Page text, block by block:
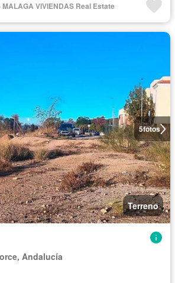
VIVIENDAS Real Estate
5fotos
Terreno
Andalucía